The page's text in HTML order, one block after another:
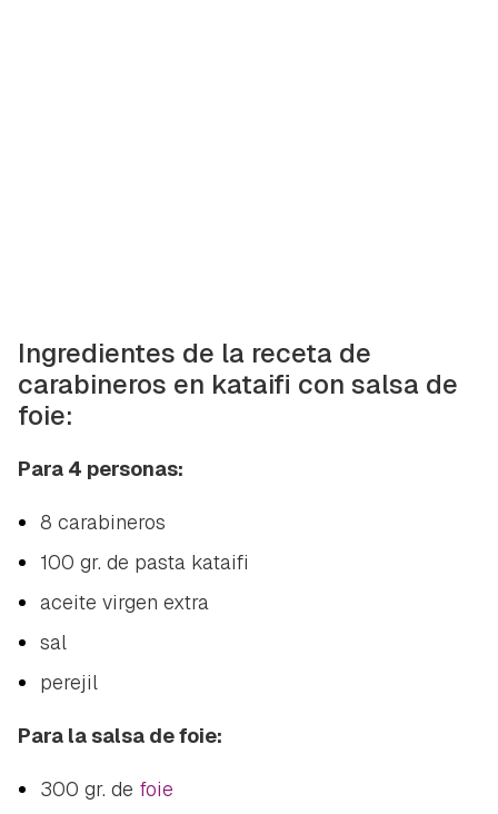
Ingredientes de la receta de
carabineros en kataifi con salsa de
foie:
Para 4 personas:
8 carabineros
100 gr. de pasta kataifi
aceite virgen extra
sal
perejil
Para la salsa de foie:
300 gr. de foie